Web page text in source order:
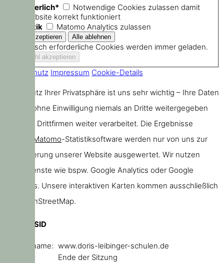
Erforderlich*
Notwendige Cookies zulassen damit
die Website korrekt funktioniert
Statistik
Matomo Analytics zulassen
Technisch erforderliche Cookies werden immer geladen.
Datenschutz Impressum Cookie-Details
Der Schutz Ihrer Privatsphäre ist uns sehr wichtig – Ihre Daten
werden ohne Einwilligung niemals an Dritte weitergegeben
oder von Drittfirmen weiter verarbeitet. Die Ergebnisse
Matomo-Statistiksoftware werden nur von uns zur
Verbesserung unserer Website ausgewertet. Wir nutzen
keine Dienste wie bspw. Google Analytics oder Google
Webfonts. Unsere interaktiven Karten kommen ausschließlich
von OpenStreetMap.
PHPSESSID
Domainname: www.doris-leibinger-schulen.de
Ende der Sitzung